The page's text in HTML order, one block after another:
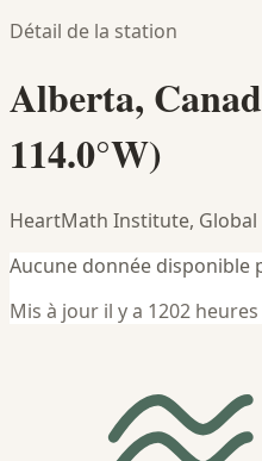
Détail de la station
Alberta,
114.0°W)
HeartMath Institute,
Aucune donnée disponible
Mis à jour il y a 1202 heures